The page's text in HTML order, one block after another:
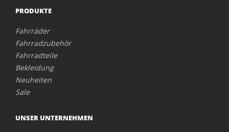
PRODUKTE
Fahrräder
Fahrradzubehör
Fahrradteile
Bekleidung
Neuheiten
Sale
UNSER UNTERNEHMEN